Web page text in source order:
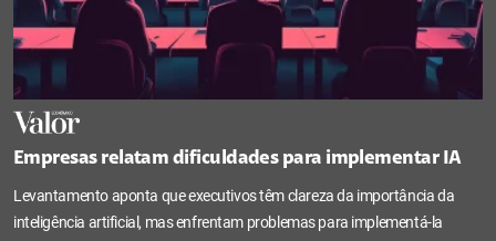
Empresas relatam dificuldades para implementar IA
Levantamento aponta que executivos têm clareza da importância da
inteligência artificial, mas enfrentam problemas para implementá-la